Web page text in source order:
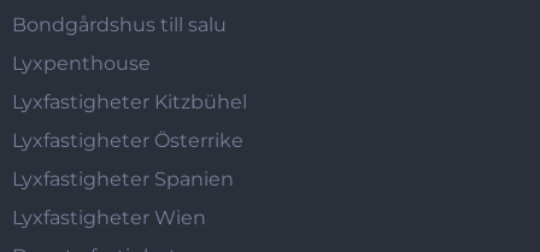
Bondgårdshus till salu
Lyxpenthouse
Lyxfastigheter Kitzbühel
Lyxfastigheter Österrike
Lyxfastigheter Spanien
Lyxfastigheter Wien